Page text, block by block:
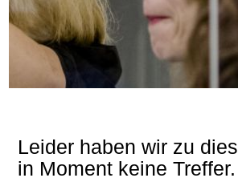
Leider haben wir zu
in Moment keine Treffer.